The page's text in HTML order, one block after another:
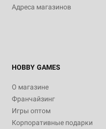
Адреса магазинов
HOBBY GAMES
О магазине
Франчайзинг
Игры оптом
Корпоративные подарки